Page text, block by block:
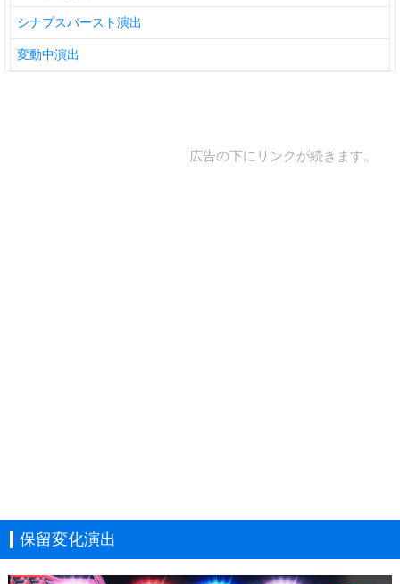
シナプスバースト演出
変動中演出
広告の下にリンクが続きます。
保留変化演出